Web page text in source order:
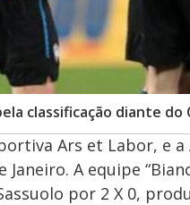
classificação diante do
Ars et Labor, e
A equipe
por 2 X 0,